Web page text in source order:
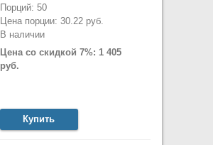
Порций: 50
Цена порции: 30.22 руб.
В наличии
Цена со скидкой 7%: 1 405
руб.
Купить